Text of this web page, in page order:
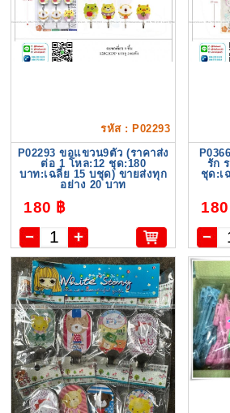
รหัส : P02293
P02293 ขอแขวน9ตัว (ราคาส่ง
ต่อ 1 โหล:12 ชุด:180
บาท:เฉลี่ย 15 บชุด) ขายส่งทุก
อย่าง 20 บาท
180 ฿
รัก
ชุด:เ